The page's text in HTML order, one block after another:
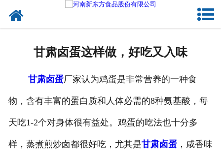
加入新东方
甘肃卤蛋这样做，好吃又入味
甘肃卤蛋厂家认为鸡蛋是非常营养的一种食
物，含有丰富的蛋白质和人体必需的8种氨基酸，每
天吃1-2个对身体很有益处。鸡蛋的吃法也十分多
样，蒸煮煎炒卤都很好吃，尤其是甘肃卤蛋，咸香味